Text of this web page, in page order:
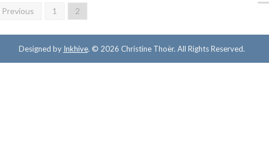
Previous 1 2
Designed by Inkhive. © 2026 Christine Thoër. All Rights Reserved.